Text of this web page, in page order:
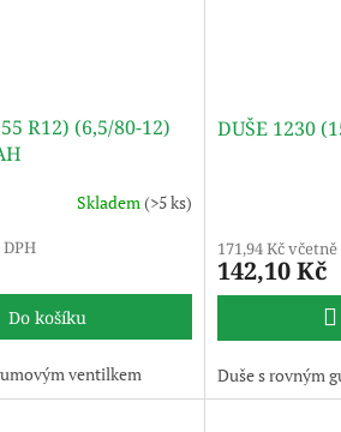
R12) (6,5/80-12)
Skladem(>5 ks)
Do košíku
ventilkem
DUŠE 1230
171,94 Kč včetně
142,10 Kč
Duše s rovným